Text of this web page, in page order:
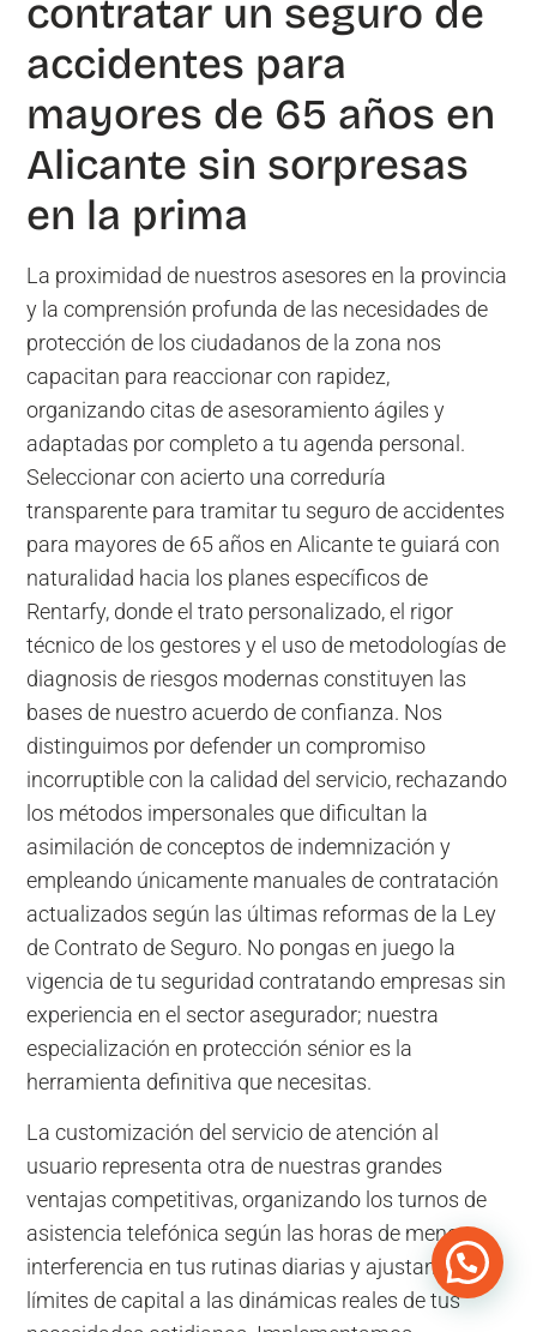
contratar un seguro de
accidentes para
mayores de 65 años en
Alicante sin sorpresas
en la prima
La proximidad de nuestros asesores en la provincia
y la comprensión profunda de las necesidades de
protección de los ciudadanos de la zona nos
capacitan para reaccionar con rapidez,
organizando citas de asesoramiento ágiles y
adaptadas por completo a tu agenda personal.
Seleccionar con acierto una correduría
transparente para tramitar tu seguro de accidentes
para mayores de 65 años en Alicante te guiará con
naturalidad hacia los planes específicos de
Rentarfy, donde el trato personalizado, el rigor
técnico de los gestores y el uso de metodologías de
diagnosis de riesgos modernas constituyen las
bases de nuestro acuerdo de confianza. Nos
distinguimos por defender un compromiso
incorruptible con la calidad del servicio, rechazando
los métodos impersonales que dificultan la
asimilación de conceptos de indemnización y
empleando únicamente manuales de contratación
actualizados según las últimas reformas de la Ley
de Contrato de Seguro. No pongas en juego la
vigencia de tu seguridad contratando empresas sin
experiencia en el sector asegurador; nuestra
especialización en protección sénior es la
herramienta definitiva que necesitas.
La customización del servicio de atención al
usuario representa otra de nuestras grandes
ventajas competitivas, organizando los turnos de
asistencia telefónica según las horas de menor
interferencia en tus rutinas diarias y ajustando los
límites de capital a las dinámicas reales de tus